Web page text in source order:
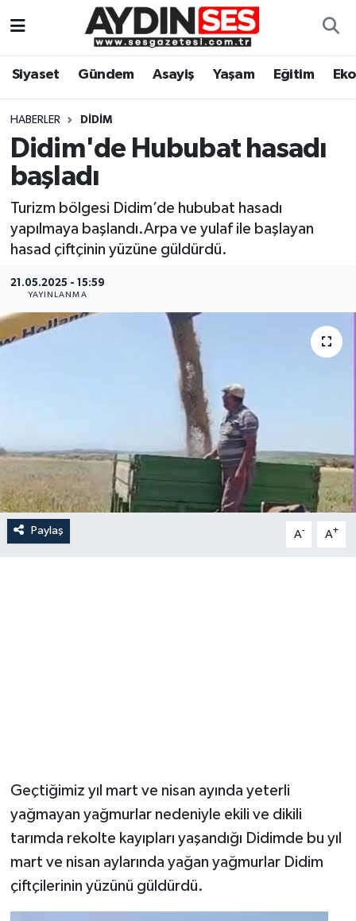
Siyaset Gündem Asayiş Yaşam Eğitim
HABERLER DIDIM
Didim'de Hububat hasadı
başladı
Turizm bölgesi Didim’de hububat hasadı
yapılmaya başlandı.Arpa ve yulaf ile başlayan
hasad çiftçinin yüzüne güldürdü.
21.05.2025 - 15:59
YAYINLANMA
Paylaş A- A+
Geçtiğimiz yıl mart ve nisan ayında yeterli
yağmayan yağmurlar nedeniyle ekili ve dikili
tarımda rekolte kayıpları yaşandığı Didimde bu yıl
mart ve nisan aylarında yağan yağmurlar Didim
çiftçilerinin yüzünü güldürdü.
Gündem
Siyaset
Ekonomi
Yaşam
Aydın Hava Durumu
Aydin Namaz Vakitleri
Aydın Trafik Yoğunluk Haritası
Süper Lig Puan Durumu ve Fikstür